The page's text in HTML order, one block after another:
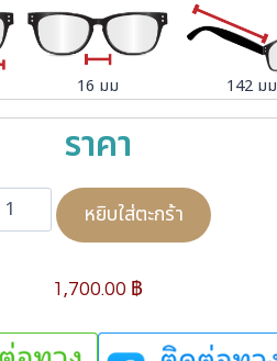
16 มม 142 มม
ราคา
หยิบใส่ตะกร้า
1,700.00 ฿